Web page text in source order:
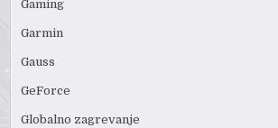
Gaming
Garmin
Gauss
GeForce
Globalno zagrevanje